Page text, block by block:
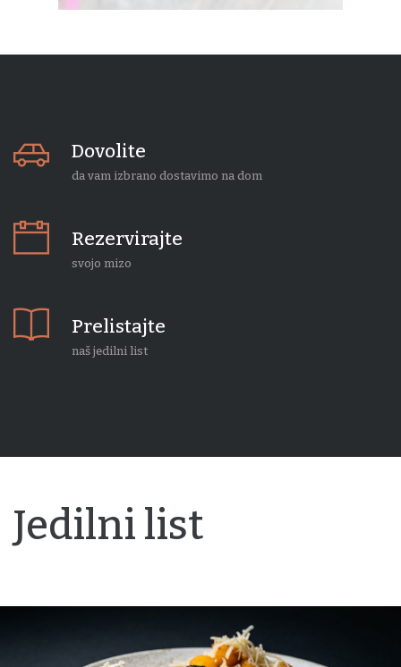
Dovolite
da vam izbrano dostavimo na dom
Rezervirajte
svojo mizo
Prelistajte
naš jedilni list
Jedilni list